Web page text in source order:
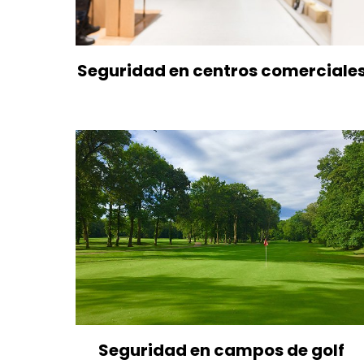
Seguridad en centros
Seguridad en campos de golf